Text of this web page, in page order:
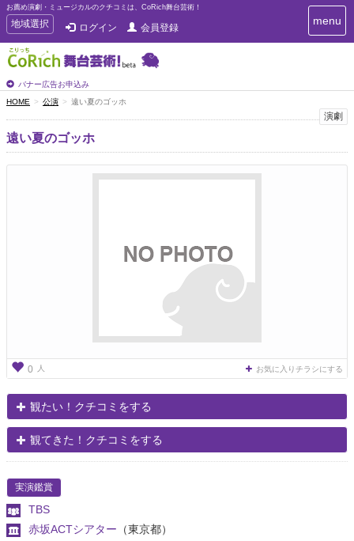
お薦め演劇・ミュージカルのクチコミは、CoRich舞台芸術！
T
o
g
g
e
n
a
v
i
地域選択 ログイン 会員登録
バナー広告お申込み
T
o
i
menu
HOME 公演 遠い夏のゴッホ
演劇
遠い夏のゴッホ
0 人 お気に入りチラシにする
観たい！クチコミをする
観てきた！クチコミをする
実演鑑賞
TBS
赤坂ACTシアター （東京都）